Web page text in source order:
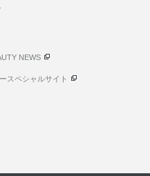
NEWS
スペシャルサイト